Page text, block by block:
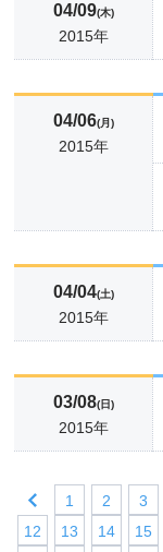
04/09(木)
2015年
04/06(月)
2015年
04/04(土)
2015年
03/08(日)
2015年
1 2 3
12
13 14 15